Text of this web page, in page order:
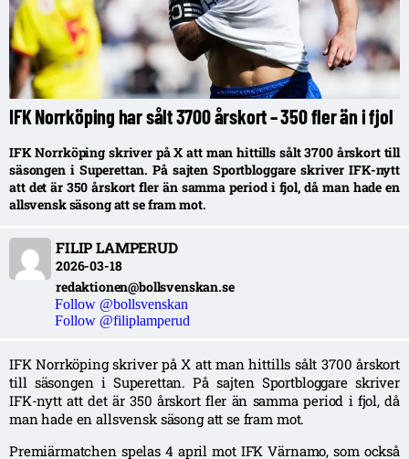
IFK Norrköping har sålt 3700 årskort – 350 fler än i fjol
IFK Norrköping skriver på X att man hittills sålt 3700 årskort till
säsongen i Superettan. På sajten Sportbloggare skriver IFK-nytt
att det är 350 årskort fler än samma period i fjol, då man hade en
allsvensk säsong att se fram mot.
FILIP LAMPERUD
2026-03-18
redaktionen@bollsvenskan.se
Follow @bollsvenskan
Follow @filiplamperud
IFK Norrköping skriver på X att man hittills sålt 3700 årskort
till säsongen i Superettan. På sajten Sportbloggare skriver
IFK-nytt att det är 350 årskort fler än samma period i fjol, då
man hade en allsvensk säsong att se fram mot.
Premiärmatchen spelas 4 april mot IFK Värnamo, som också